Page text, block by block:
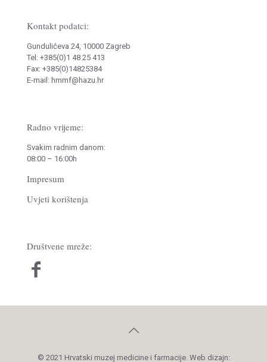
Kontakt podatci:
Gundulićeva 24, 10000 Zagreb
Tel: +385(0)1 48 25 413
Fax: +385(0)14825384
E-mail: hmmf@hazu.hr
Radno vrijeme:
Svakim radnim danom:
08:00 – 16:00h
Impresum
Uvjeti korištenja
Društvene mreže:
© 2021 Hrvatski muzej medicine i farmacije. Web dizajn: